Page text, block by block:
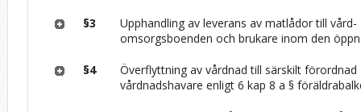
§3
Upphandling av leverans av matlådor till vård-
omsorgsboenden och brukare inom den
§4
Överflyttning av vårdnad till särskilt förordnad
vårdnadshavare enligt 6 kap 8 a §